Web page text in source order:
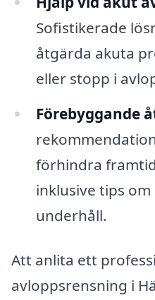
Sofistikerade
åtgärda akuta
eller stopp i
Förebyggande
förhindra
inklusive tips
underhåll.
Att anlita ett
avloppsrensning i